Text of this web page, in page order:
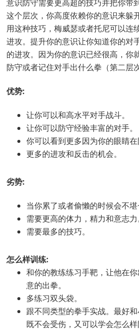
意识防守需要更高超的技巧并把你带
这个层次，你高度依赖你的意识来躲
用这种技巧，梅威瑟或者托尼可以连
进攻。提升你的意识让你知道你的对
的进攻。因为你的意识已经很高，你
防守或者记住对手出什么拳（第二层
优势:
让你可以和高水平对手战斗。
让你可以防守经验丰富的对手。
你可以看到更多因为你的眼睛在
更多的进攻和反击的机会。
劣势:
当你累了或者偷懒的时候会不堪
需要更高的体力，精力和意志力
需要最多的技巧。
怎么样训练:
和你的教练练习手靶，让他在
意的出拳。
多练习双头袋。
跟不同类型的拳手实战。最好
既不会受伤，又可以学会怎么